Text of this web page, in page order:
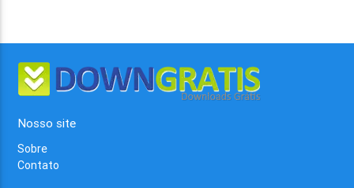
Nosso site
Sobre
Contato